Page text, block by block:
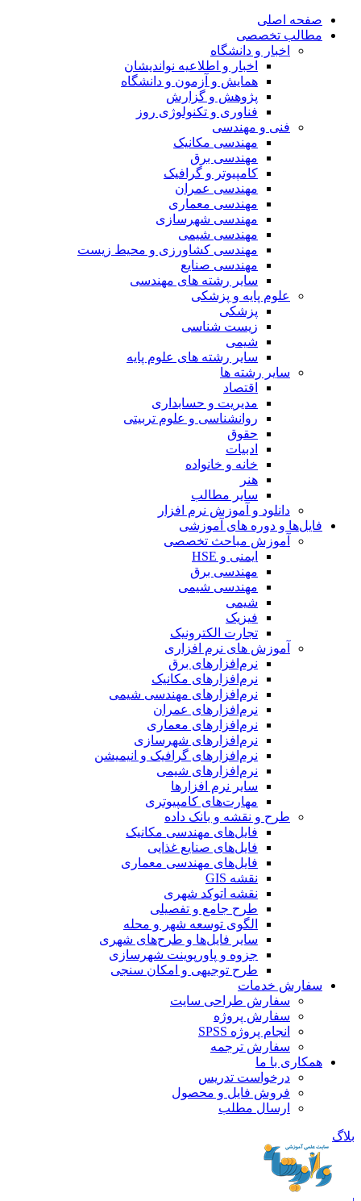
صفحه اصلی
مطالب تخصصی
اخبار و دانشگاه
اخبار و اطلاعیه نواندیشان
همایش و آزمون و دانشگاه
پژوهش و گزارش
فناوری و تکنولوژی روز
فنی و مهندسی
مهندسی مکانیک
مهندسی برق
کامپیوتر و گرافیک
مهندسی عمران
مهندسی معماری
مهندسی شهرسازی
مهندسی شیمی
مهندسی کشاورزی و محیط زیست
مهندسی صنایع
سایر رشته های مهندسی
علوم پایه و پزشکی
پزشکی
زیست شناسی
شیمی
سایر رشته های علوم پایه
سایر رشته ها
اقتصاد
مدیریت و حسابداری
روانشناسی و علوم تربیتی
حقوق
ادبیات
خانه و خانواده
هنر
سایر مطالب
دانلود و آموزش نرم افزار
فایل‌ها و دوره های آموزشی
آموزش مباحث تخصصی
ایمنی و HSE
مهندسی برق
مهندسی شیمی
شیمی
فیزیک
تجارت الکترونیک
آموزش های نرم افزاری
نرم‌افزارهای برق
نرم‌افزارهای مکانیک
نرم‌افزارهای مهندسی شیمی
نرم‌افزارهای عمران
نرم‌افزارهای معماری
نرم‌افزارهای شهرسازی
نرم‌افزارهای گرافیک و انیمیشن
نرم‌افزارهای شیمی
سایر نرم افزارها
مهارت‌های کامپیوتری
طرح و نقشه و بانک داده
فایل‌های مهندسی مکانیک
فایل‌های صنایع غذایی
فایل‌های مهندسی معماری
نقشه GIS
نقشه اتوکد شهری
طرح جامع و تفصیلی
الگوی توسعه شهر و محله
سایر فایل‌ها و طرح‌های شهری
جزوه و پاورپوینت شهرسازی
طرح توجیهی و امکان سنجی
سفارش خدمات
سفارش طراحی سایت
سفارش پروژه
انجام پروژه SPSS
سفارش ترجمه
همکاری با ما
درخواست تدریس
فروش فایل و محصول
ارسال مطلب